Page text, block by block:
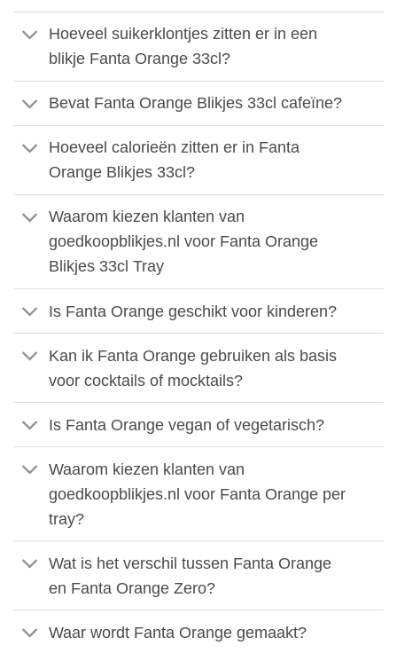
Hoeveel suikerklontjes zitten er in een
blikje Fanta Orange 33cl?
Bevat Fanta Orange Blikjes 33cl cafeïne?
Hoeveel calorieën zitten er in Fanta
Orange Blikjes 33cl?
Waarom kiezen klanten van
goedkoopblikjes.nl voor Fanta Orange
Blikjes 33cl Tray
Is Fanta Orange geschikt voor kinderen?
Kan ik Fanta Orange gebruiken als basis
voor cocktails of mocktails?
Is Fanta Orange vegan of vegetarisch?
Waarom kiezen klanten van
goedkoopblikjes.nl voor Fanta Orange per
tray?
Wat is het verschil tussen Fanta Orange
en Fanta Orange Zero?
Waar wordt Fanta Orange gemaakt?